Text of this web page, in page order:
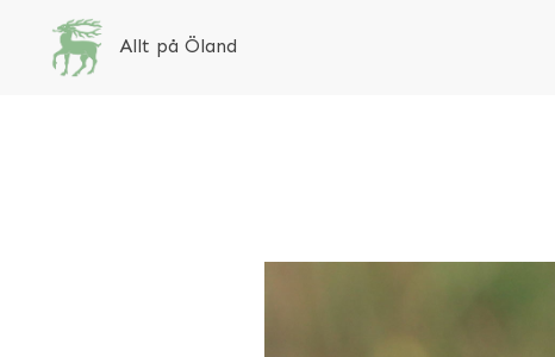
Allt på Öland